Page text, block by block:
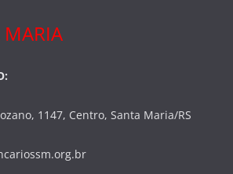
MARIA
1147, Centro, Santa Maria/RS